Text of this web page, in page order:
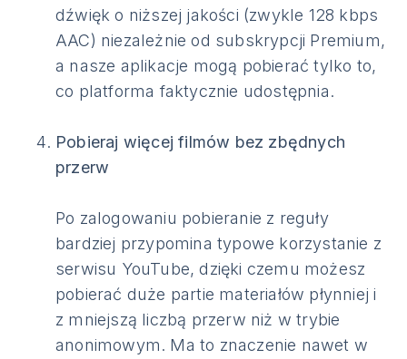
dźwięk o niższej jakości (zwykle 128 kbps
AAC) niezależnie od subskrypcji Premium,
a nasze aplikacje mogą pobierać tylko to,
co platforma faktycznie udostępnia.
Pobieraj więcej filmów bez zbędnych
przerw
Po zalogowaniu pobieranie z reguły
bardziej przypomina typowe korzystanie z
serwisu YouTube, dzięki czemu możesz
pobierać duże partie materiałów płynniej i
z mniejszą liczbą przerw niż w trybie
anonimowym. Ma to znaczenie nawet w